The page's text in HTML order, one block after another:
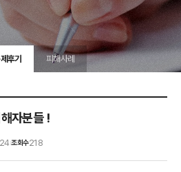
후기 피해사례
자분들 !
|조회수218